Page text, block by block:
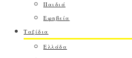
Παιδιά
Εφηβεία
Ταξίδια
Ελλάδα